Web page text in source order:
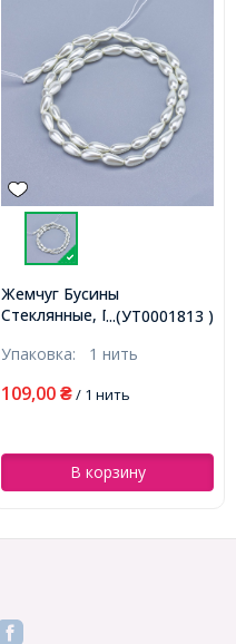
...(УТ0001813 )
Жемчуг Бусины
Стеклянные, Глянцевые,
Отверстие 1мм, около
(УТ0001813)
Упаковка: 1 нить
109,00 ₴/ 1 нить
В корзину